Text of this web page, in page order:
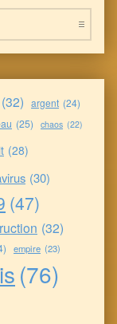
(32) argent (24)
(25) chaos (22)
(28)
(30)
(47)
(32)
empire (23)
(76)